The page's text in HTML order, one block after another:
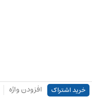
خرید اشتراک افزودن واژه